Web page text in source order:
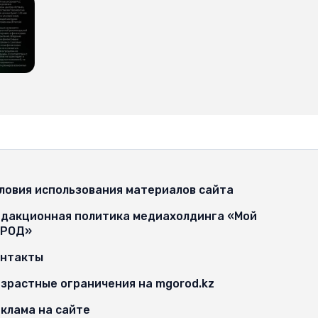
использования материалов сайта
политика медиахолдинга «Мой
ограничения на mgorod.kz
на сайте